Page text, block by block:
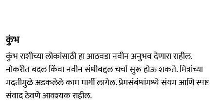
कुंभ
कुंभ राशीच्या लोकांसाठी हा आठवडा नवीन अनुभव देणारा राहील.
नोकरीत बदल किंवा नवीन संधीबद्दल चर्चा सुरू होऊ शकते. मित्रांच्या
मदतीमुळे अडकलेले काम मार्गी लागेल. प्रेमसंबंधांमध्ये संयम आणि स्पष्ट
संवाद ठेवणे आवश्यक राहील.